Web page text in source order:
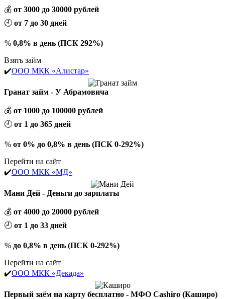
💰 от 3000 до 30000 рублей
🕘 от 7 до 30 дней
% 0,8% в день (ПСК 292%)
Взять займ
✔️ООО МКК «Алистар»
Гранат займ - У Абрамовича
💰 от 1000 до 100000 рублей
🕘 от 1 до 365 дней
% от 0% до 0,8% в день (ПСК 0-292%)
Перейти на сайт
✔️ООО МКК «МД»
Мани Дей - Деньги до зарплаты
💰 от 4000 до 20000 рублей
🕘 от 1 до 33 дней
% до 0,8% в день (ПСК 0-292%)
Перейти на сайт
✔️ООО МКК «Декада»
Первый заём на карту бесплатно - МФО Cashiro (Каширо)